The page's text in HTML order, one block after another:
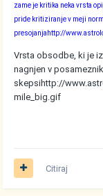
zame je kritika neka vrsta
pride kritiziranje v meji
presojanja http://
Vrsta obsodbe, ki je
nagnjen v
skepsihttp://
mile_big.gif
Citiraj